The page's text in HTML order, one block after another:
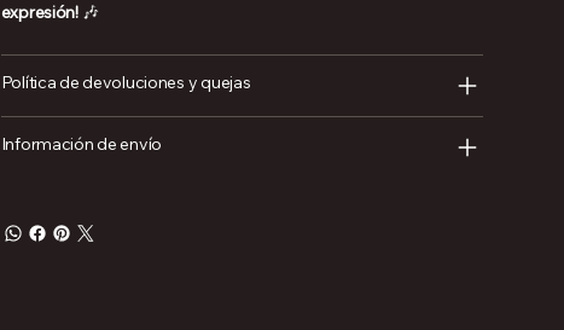
expresión!🎶
Política de devoluciones y quejas
Información de envío